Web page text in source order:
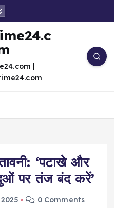
|
‘पटाखे और
पर तंज बंद करें’
0 Comments